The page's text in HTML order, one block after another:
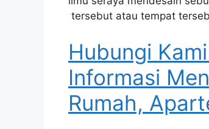
tersebut atau tempat
Hubungi
Informasi
Rumah,